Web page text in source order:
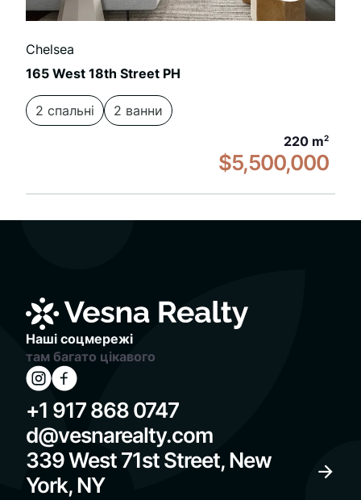
Chelsea
165 West 18th Street PH
2 спальні
2 ванни
220 m2
$5,500,000
Наші соцмережі
там багато цікавого
+1 917 868 0747
d@vesnarealty.com
339 West 71st Street, New
York, NY